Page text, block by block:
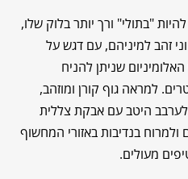
"בתולי" ורך יותר בלוק שלו,
זהב למיניהם, עם דגש על
שניתן להניח
למראה גוף קורן ומוזהב,
היטב עם אבקת צללית
בנדיבות באזורי המחשוף
מעולים.